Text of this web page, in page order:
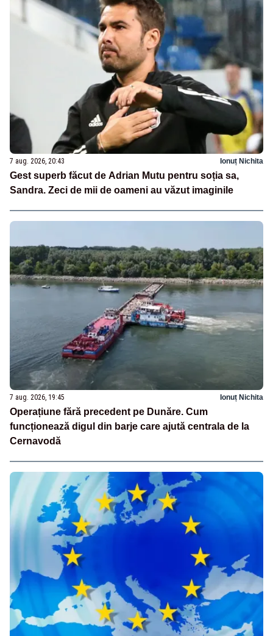
7 aug. 2026, 20:43 Ionuț Nichita
Gest superb făcut de Adrian Mutu pentru soția sa,
Sandra. Zeci de mii de oameni au văzut imaginile
7 aug. 2026, 19:45 Ionuț Nichita
Operațiune fără precedent pe Dunăre. Cum
funcționează digul din barje care ajută centrala de la
Cernavodă